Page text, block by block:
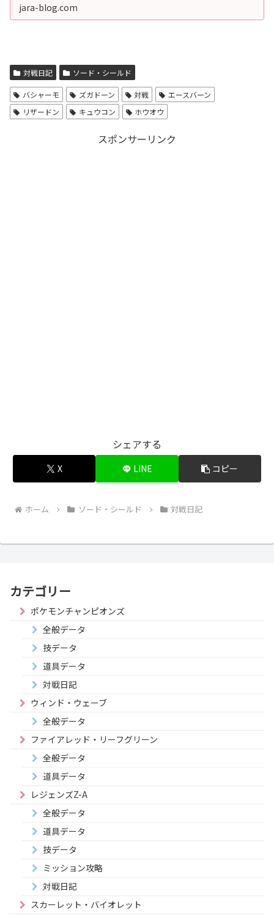
jara-blog.com
対戦日記 ソード・シールド
バシャーモ ズガドーン 対戦
エースバーン
リザードン
キュウコン ホウオウ
スポンサーリンク
シェアする
X LINE コピー
ホーム ソード・シールド 対戦日記
カテゴリー
ポケモンチャンピオンズ
全般データ
技データ
道具データ
対戦日記
ウィンド・ウェーブ
全般データ
ファイアレッド・リーフグリーン
全般データ
道具データ
レジェンズZ-A
全般データ
道具データ
技データ
ミッション攻略
対戦日記
スカーレット・バイオレット